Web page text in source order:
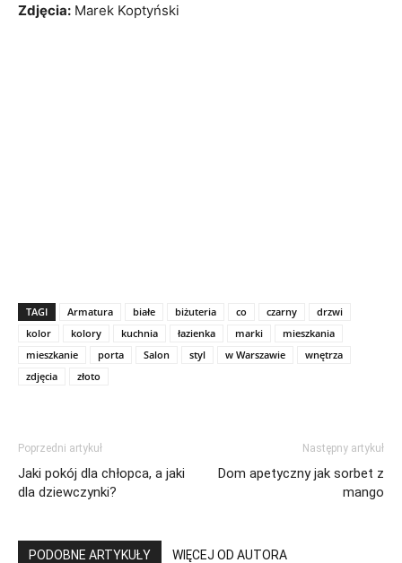
Zdjęcia: Marek Koptyński
TAGI Armatura białe biżuteria co czarny
drzwi
kolor
kolory kuchnia łazienka marki
mieszkania
mieszkanie
porta Salon styl w Warszawie
wnętrza
zdjęcia
złoto
Poprzedni artykuł
Jaki pokój dla chłopca, a jaki
dla dziewczynki?
Następny artykuł
Dom apetyczny jak sorbet z
mango
PODOBNE ARTYKUŁY WIĘCEJ OD AUTORA